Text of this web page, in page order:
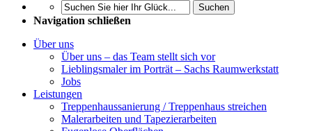
Suchen
Navigation schließen
Über uns
Über uns – das Team stellt sich vor
Lieblingsmaler im Porträt – Sachs Raumwerkstatt
Jobs
Leistungen
Treppenhaussanierung / Treppenhaus streichen
Malerarbeiten und Tapezierarbeiten